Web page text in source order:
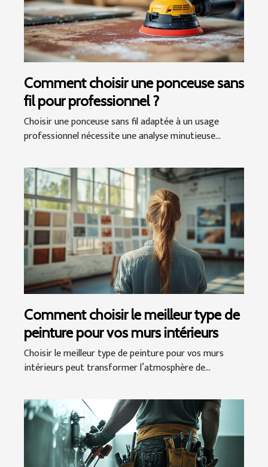
Comment choisir une ponceuse sans
fil pour professionnel ?
Choisir une ponceuse sans fil adaptée à un usage
professionnel nécessite une analyse minutieuse...
Comment choisir le meilleur type de
peinture pour vos murs intérieurs
Choisir le meilleur type de peinture pour vos murs
intérieurs peut transformer l’atmosphère de...